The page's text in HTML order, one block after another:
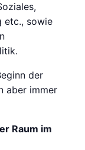
etc., sowie
der
aber immer
Raum im